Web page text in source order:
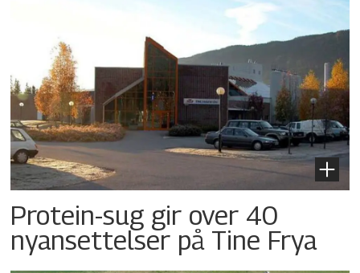
Protein-sug gir over 40
nyansettelser på Tine Frya